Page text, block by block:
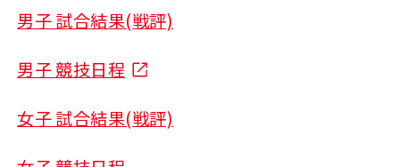
男子 試合結果(戦評)
男子 競技日程
女子 試合結果(戦評)